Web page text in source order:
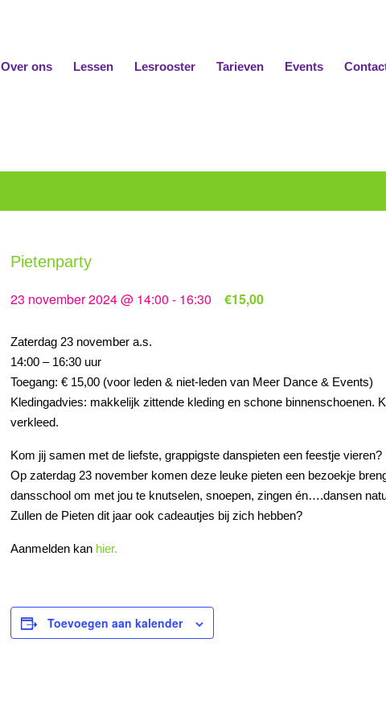
Over ons Lessen Lesrooster Tarieven Events
Pietenparty
23 november 2024 @ 14:00 - 16:30 €15,00
Zaterdag 23 november a.s.
14:00 – 16:30 uur
Toegang: € 15,00 (voor leden & niet-leden van Meer Dance & Events)
Kledingadvies: makkelijk zittende kleding en schone binnenschoenen.
verkleed.
Kom jij samen met de liefste, grappigste danspieten een feestje vieren?
Op zaterdag 23 november komen deze leuke pieten een bezoekje
dansschool om met jou te knutselen, snoepen, zingen én….dansen
Zullen de Pieten dit jaar ook cadeautjes bij zich hebben?
Aanmelden kan hier.
Toevoegen aan kalender